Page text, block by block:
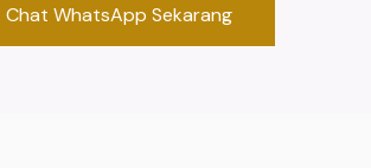
Chat WhatsApp Sekarang